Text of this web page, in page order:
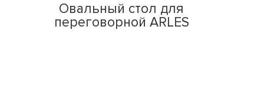
Овальный стол для
переговорной ARLES